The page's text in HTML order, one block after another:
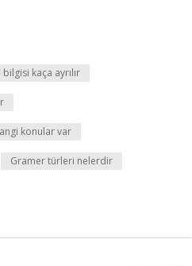
bilgisi kaça ayrılır
konular var
Gramer türleri nelerdir